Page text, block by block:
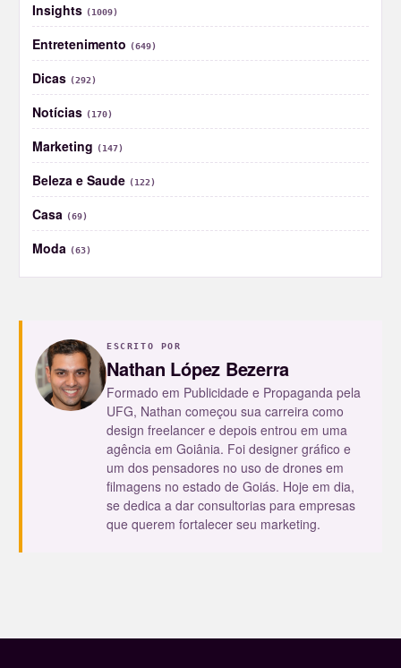
Insights (1009)
Entretenimento (649)
Dicas (292)
Notícias (170)
Marketing (147)
Beleza e Saude (122)
Casa (69)
Moda (63)
ESCRITO POR
Nathan López Bezerra
Formado em Publicidade e Propaganda pela
UFG, Nathan começou sua carreira como
design freelancer e depois entrou em uma
agência em Goiânia. Foi designer gráfico e
um dos pensadores no uso de drones em
filmagens no estado de Goiás. Hoje em dia,
se dedica a dar consultorias para empresas
que querem fortalecer seu marketing.